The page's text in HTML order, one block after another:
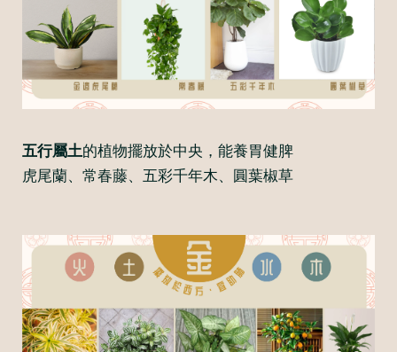
五行屬土的植物擺放於中央，能養胃健脾
虎尾蘭、常春藤、五彩千年木、圓葉椒草